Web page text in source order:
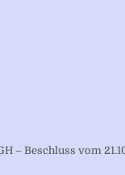
– Beschluss vom